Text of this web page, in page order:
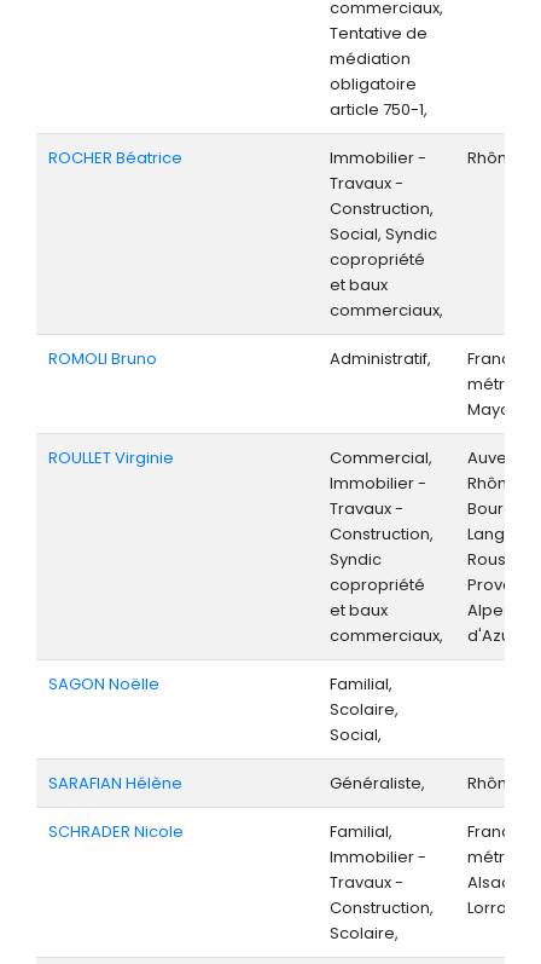
commerciaux,
Tentative de
médiation
obligatoire
article 750-1,
ROCHER Béatrice
Immobilier -
Travaux -
Construction,
Social, Syndic
copropriété
et baux
commerciaux,
Rhône-
ROMOLI Bruno Administratif,
France
Mayotte,
ROULLET Virginie
Commercial,
Immobilier -
Travaux -
Construction,
Syndic
copropriété
et baux
commerciaux,
Rhône-
Alpes-
d'Azur,
SAGON Noëlle
Familial,
Scolaire,
Social,
SARAFIAN Hélène Généraliste, Rhône-
SCHRADER Nicole
Familial,
Immobilier -
Travaux -
Construction,
Scolaire,
France
Alsace,
Lorraine,